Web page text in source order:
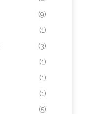
(9)
(1)
(3)
(1)
(1)
(1)
(5)